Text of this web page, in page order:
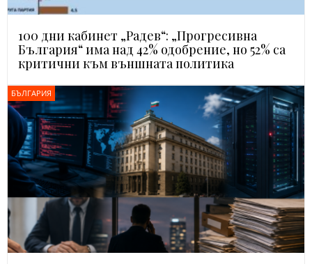
100 дни кабинет „Радев“: „Прогресивна
България“ има над 42% одобрение, но 52% са
критични към външната политика
БЪЛГАРИЯ